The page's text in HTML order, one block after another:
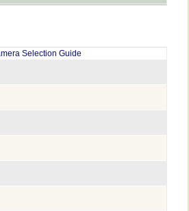
Selection Guide